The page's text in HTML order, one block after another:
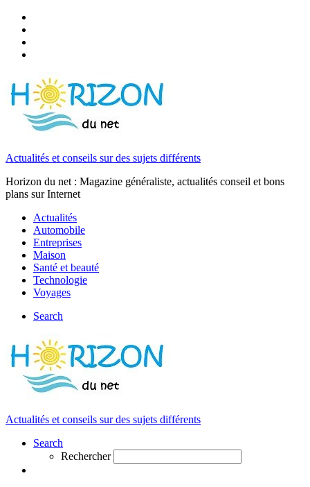
Actualités et conseils sur des sujets différents
Horizon du net : Magazine généraliste, actualités conseil et bons
plans sur Internet
Actualités
Automobile
Entreprises
Maison
Santé et beauté
Technologie
Voyages
Search
Actualités et conseils sur des sujets différents
Search
Rechercher